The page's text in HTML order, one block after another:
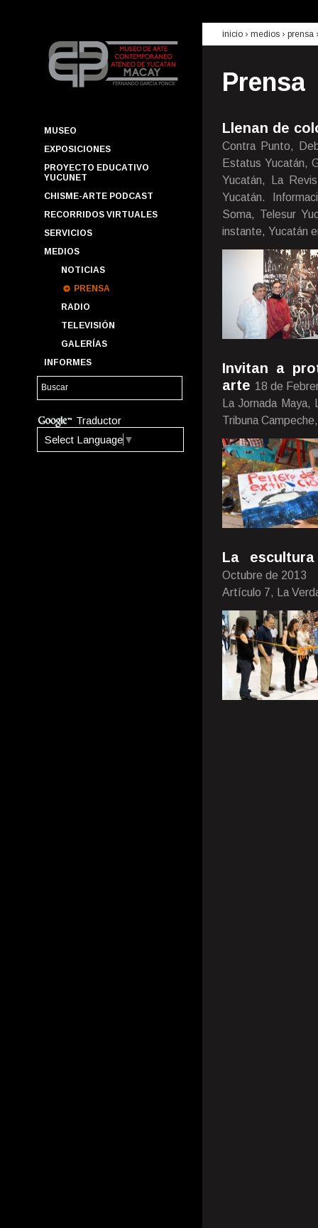
MUSEO
EXPOSICIONES
PROYECTO EDUCATIVO
YUCUNET
CHISME-ARTE PODCAST
RECORRIDOS VIRTUALES
SERVICIOS
MEDIOS
NOTICIAS
PRENSA
RADIO
TELEVISIÓN
GALERÍAS
INFORMES
Traductor
Select Language ▼
inicio › medios › prensa
Prensa
Llenan de
Contra Punto,
Estatus Yucatán,
Yucatán, La
Yucatán.
Soma, Telesur
instante, Yucatán
Invitan a
arte 18 de
La Jornada
Tribuna
La
Octubre de 2013
Artículo 7, La